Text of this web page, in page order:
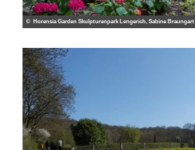
© Horensia Garden Skulpturenpark Lengerich, Sabine Braungart